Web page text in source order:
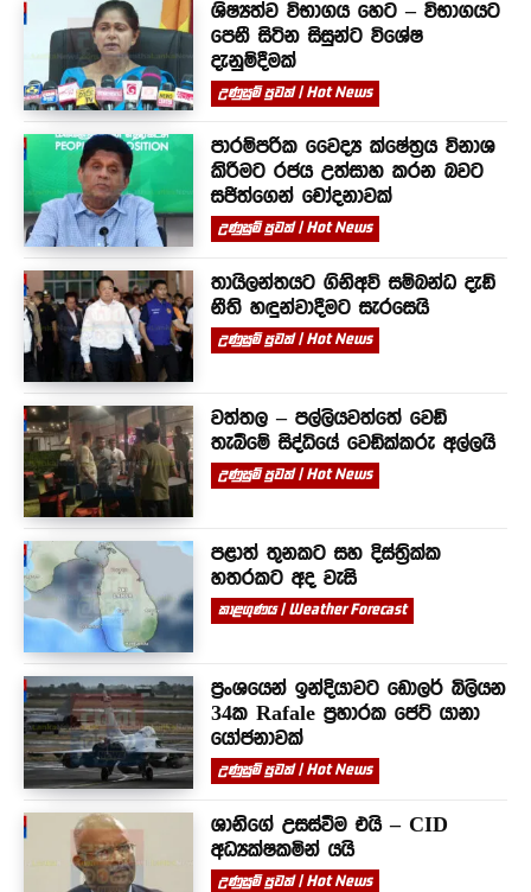
ශිෂ්‍යත්ව විභාගය හෙට – විභාගයට
පෙනී සිටින සිසුන්ට විශේෂ
දැනුම්දීමක්
උණුසුම් පුවත් | Hot News
පාරම්පරික වෛද්‍ය ක්ෂේත්‍රය විනාශ
කිරීමට රජය උත්සාහ කරන බවට
සජිත්ගෙන් චෝදනාවක්
උණුසුම් පුවත් | Hot News
තායිලන්තයට ගිනිඅවි සම්බන්ධ දැඩි
නීති හඳුන්වාදීමට සැරසෙයි
උණුසුම් පුවත් | Hot News
වත්තල – පල්ලියවත්තේ වෙඩි
තැබීමේ සිද්ධියේ වෙඩික්කරු අල්ලයි
උණුසුම් පුවත් | Hot News
පළාත් තුනකට සහ දිස්ත්‍රික්ක
හතරකට අද වැසි
කාළගුණය | Weather Forecast
ප්‍රංශයෙන් ඉන්දියාවට ඩොලර් බිලියන
34ක Rafale ප්‍රහාරක ජෙට් යානා
යෝජනාවක්
උණුසුම් පුවත් | Hot News
ශානිගේ උසස්වීම එයි – CID
අධ්‍යක්ෂකමින් යයි
උණුසුම් පුවත් | Hot News